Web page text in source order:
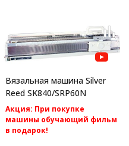
Вязальная машина Silver
Reed SK840/SRP60N
Акция: При покупке
машины обучающий фильм
в подарок!